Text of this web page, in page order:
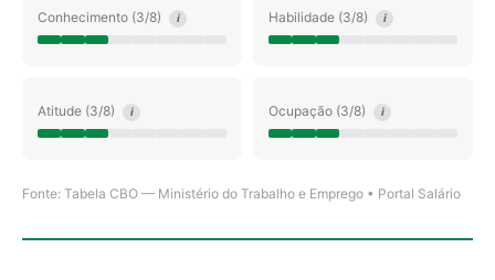
Conhecimento (3/8) i Habilidade (3/8) i
Atitude (3/8) i Ocupação (3/8) i
Fonte: Tabela CBO — Ministério do Trabalho e Emprego • Portal Salário